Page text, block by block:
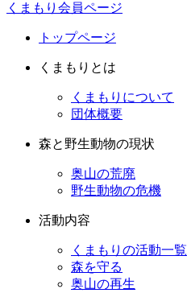
くまもり会員ページ
トップページ
くまもりとは
くまもりについて
団体概要
森と野生動物の現状
奥山の荒廃
野生動物の危機
活動内容
くまもりの活動一覧
森を守る
奥山の再生